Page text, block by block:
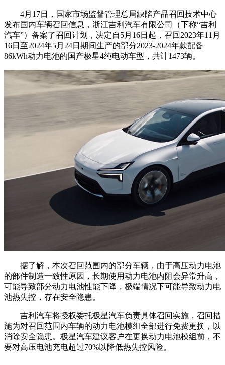
4月17日，国家市场监督管理总局缺陷产品召回技术中心
发布国内车辆召回信息，浙江吉利汽车有限公司（下称“吉利
汽车”）备案了召回计划，决定自5月16日起，召回2023年11月
16日至2024年5月24日期间生产的部分2023-2024年款配备
86kWh动力电池的国产极星4纯电动车型，共计1473辆。
据了解，本次召回范围内的部分车辆，由于高压动力电池
的部件制造一致性原因，长期使用动力电池内阻会异常升高，
可能导致部分动力电池性能下降，极端情况下可能导致动力电
池热失控，存在安全隐患。
吉利汽车将授权委托极星汽车负责具体召回实施，召回措
施为对召回范围内车辆的动力电池模组全部进行免费更换，以
消除安全隐患。极星汽车建议客户在更换动力电池模组前，不
要对高压电池充电超过70%以降低热失控风险。